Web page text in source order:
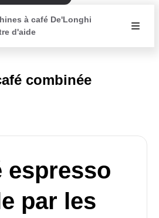
à café De'Longhi
d'aide
combinée
espresso
par les